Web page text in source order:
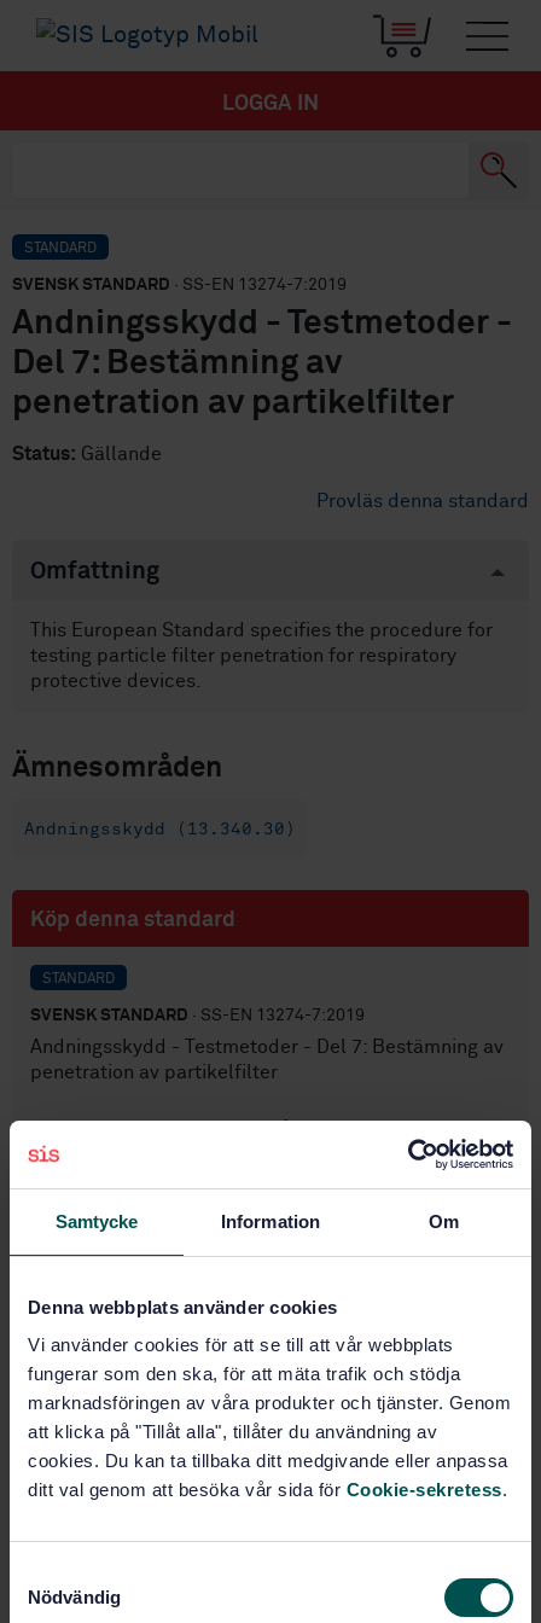
Samtycke Information Om
Denna webbplats använder cookies
Vi använder cookies för att se till att vår webbplats
fungerar som den ska, för att mäta trafik och stödja
marknadsföringen av våra produkter och tjänster. Genom
att klicka på "Tillåt alla", tillåter du användning av
cookies. Du kan ta tillbaka ditt medgivande eller anpassa
ditt val genom att besöka vår sida för Cookie-sekretess.
Nödvändig
LOGGA IN
STANDARD
SVENSK STANDARD · SS-EN 13274-7:2019
Andningsskydd - Testmetoder -
Del 7: Bestämning av
penetration av partikelfilter
Status: Gällande
Provläs denna standard
Omfattning
This European Standard specifies the procedure for
testing particle filter penetration for respiratory
protective devices.
Ämnesområden
Andningsskydd (13.340.30)
Köp denna standard
STANDARD
SVENSK STANDARD · SS-EN 13274-7:2019
Andningsskydd - Testmetoder - Del 7: Bestämning av
penetration av partikelfilter
Lägg i varukorgen
Produktinformation
Språk: Engelska
Framtagen av:
Andningsskydd, SIS/TK 635/AG
03
penetration